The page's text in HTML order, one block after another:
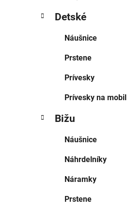
Detské
Náušnice
Prstene
Prívesky
Prívesky na mobil
Bižu
Náušnice
Náhrdelníky
Náramky
Prstene